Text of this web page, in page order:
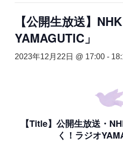
【公開生放送】
YAMAGUTIC」
2023年12月22日 @ 17:00 -
【Title】公開生放送・
く！ラジオ